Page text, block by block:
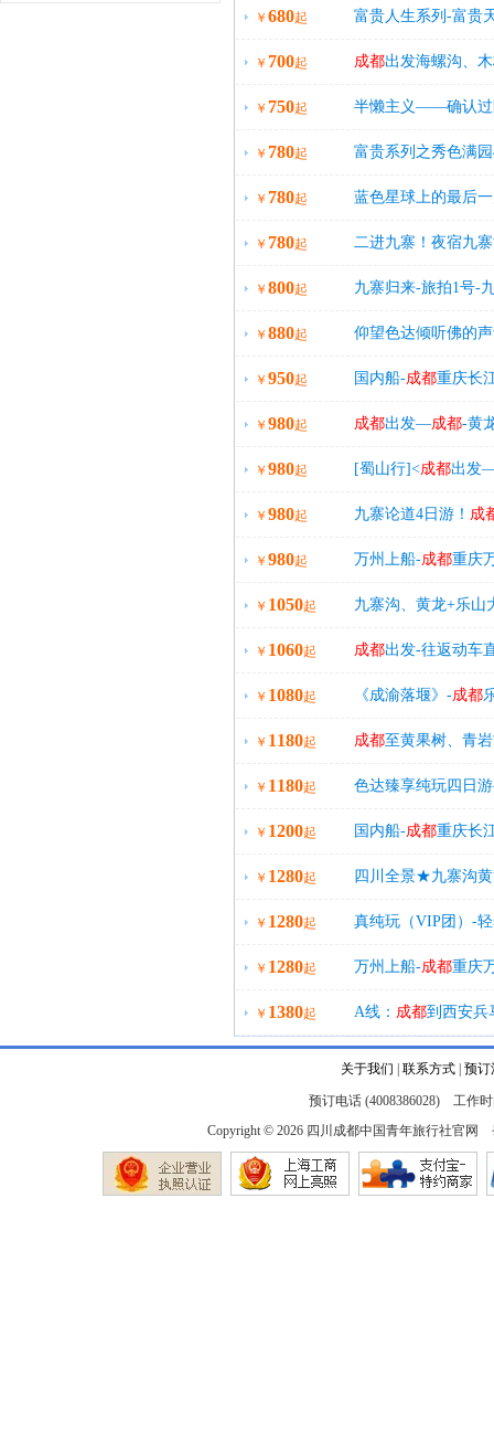
会（推荐晚会升级）
￥ 680起 富贵人生系列-富贵
江堰-汽车团3日游
￥ 700起 成都出发海螺沟、
火烤羊，可升级住
￥ 750起 半懒主义——确认过
IFS--黄龙溪古镇–
￥ 780起 富贵系列之秀色满
镇4日游，独家升级
￥ 780起 蓝色星球上的最后
日游，全程一线准
￥ 780起 二进九寨！夜宿九
￥ 800起 九寨归来-旅拍1号-
游
￥ 880起 仰望色达倾听佛的
华准四住宿，赠送
￥ 950起 国内船-成都重庆长
￥ 980起 成都出发—成都-黄
天4晚日游（含成都
￥ 980起 [蜀山行]<成都出发
>（含成都3晚住宿
￥ 980起 九寨论道4日游！ 成
日游，2+1保姆车，
￥ 980起 万州上船-成都重庆
￥ 1050起 九寨沟、黄龙+乐
晚成都 住宿
￥ 1060起 成都出发-往返动车
￥ 1080起 《成渝落堰》-成都
零自费，只进一个
￥ 1180起 成都至黄果树、青
￥ 1180起 色达臻享纯玩四日
接！
￥ 1200起 国内船-成都重庆长
￥ 1280起 四川全景★九寨沟
￥ 1280起 真纯玩（VIP团）-
￥ 1280起 万州上船-成都重庆
￥ 1380起 A线： 成都到西安兵
关于我们 联系方式| 预订
预订电话 (4008386028) 工作时
Copyright © 2026 四川成都中国青年旅行社官网